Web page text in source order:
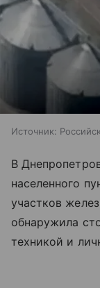
Источник:
В
населенного
участков
обнаружила
техникой и